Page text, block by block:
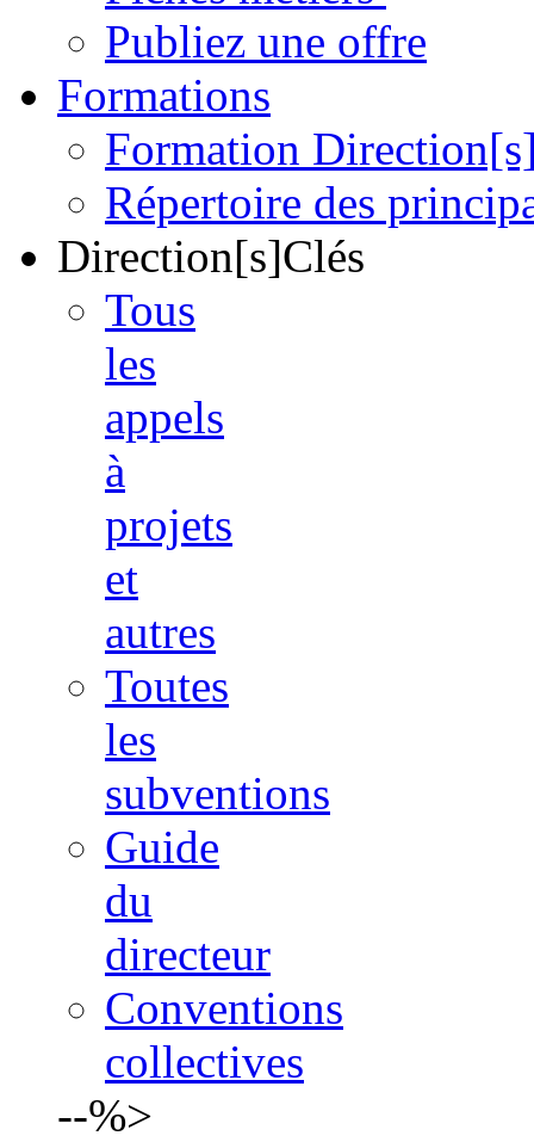
Publiez une offre
Formations
Formation
Répertoire des
Direction[s]Clés
Tous
les
appels
à
projets
et
autres
Toutes
les
subventions
Guide
du
directeur
Conventions
collectives
--%>